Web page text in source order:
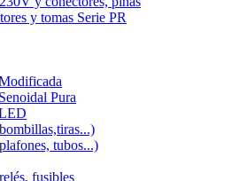
y tomas Serie PR
Pura
tubos...)
fusibles